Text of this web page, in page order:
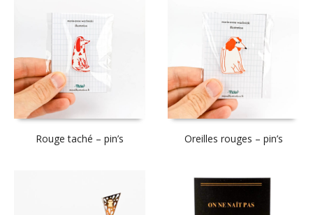
Rouge taché – pin’s Oreilles rouges – pin’s